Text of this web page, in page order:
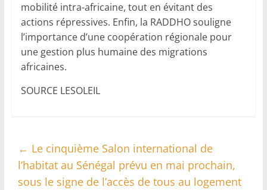
mobilité intra-africaine, tout en évitant des
actions répressives. Enfin, la RADDHO souligne
l’importance d’une coopération régionale pour
une gestion plus humaine des migrations
africaines.
SOURCE LESOLEIL
← Le cinquième Salon international de
l’habitat au Sénégal prévu en mai prochain,
sous le signe de l’accès de tous au logement